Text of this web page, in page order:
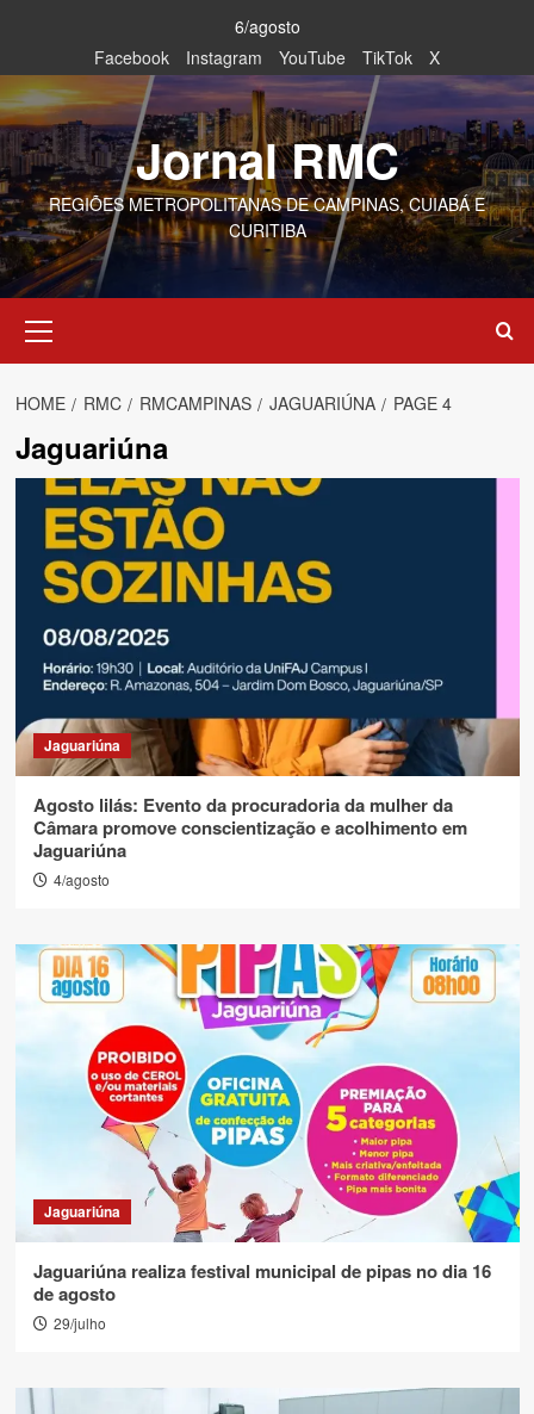
content
6/agosto
Facebook
Instagram YouTube TikTok X
Jornal RMC
REGIÕES METROPOLITANAS DE CAMPINAS, CUIABÁ E
CURITIBA
Menu
HOME RMC RMCAMPINAS JAGUARIÚNA PAGE 4
Jaguariúna
Jaguariúna
Agosto lilás: Evento da procuradoria da mulher da
Câmara promove conscientização e acolhimento em
Jaguariúna
4/agosto
Jaguariúna
Jaguariúna realiza festival municipal de pipas no dia 16
de agosto
29/julho